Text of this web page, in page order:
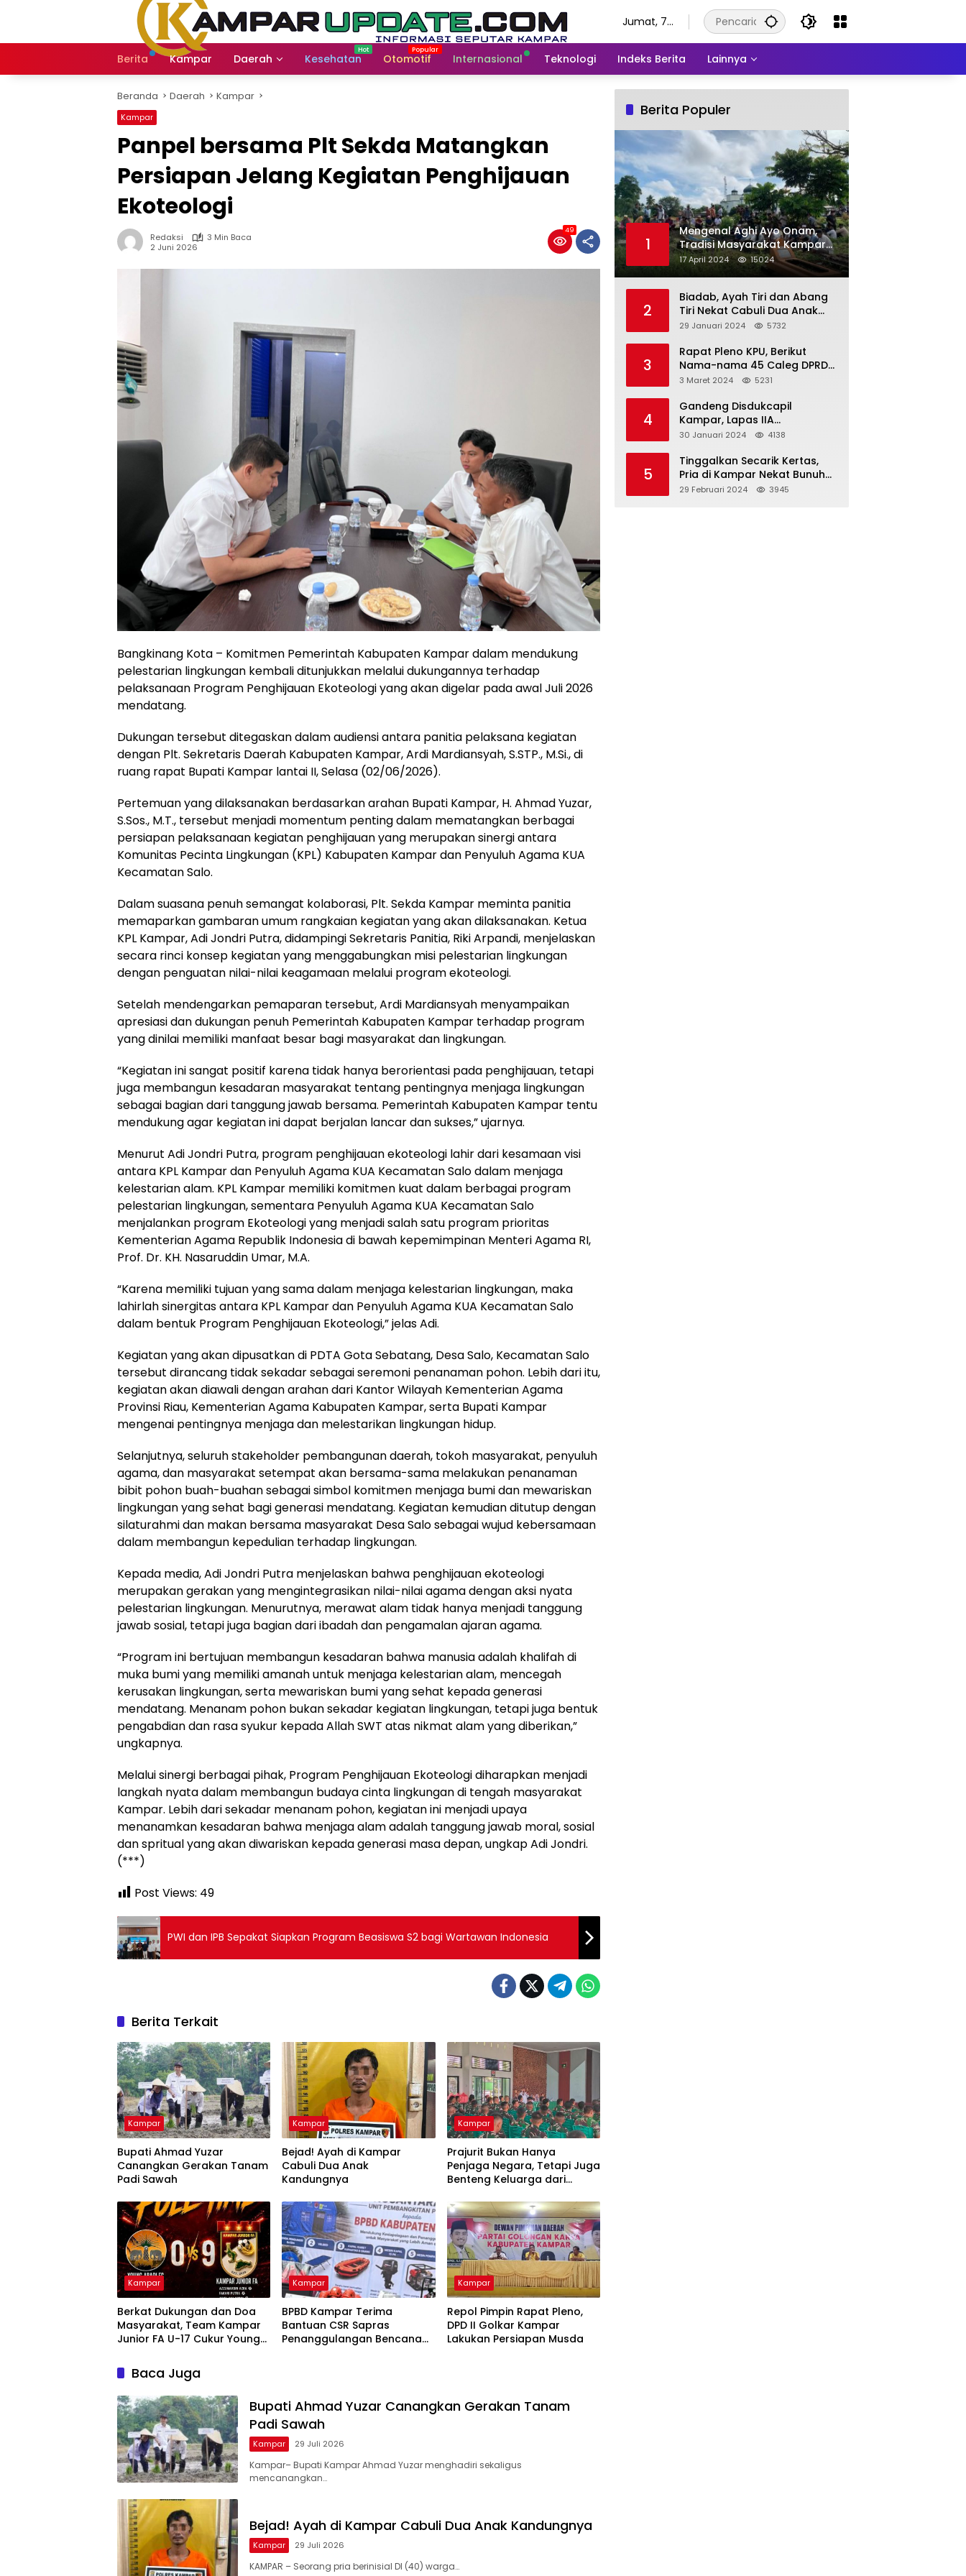
Jumat, 7
2026
Berita Kampar Daerah Kesehatan Otomotif Internasional Teknologi Indeks Berita Lainnya
Beranda Daerah Kampar
Kampar
Panpel bersama Plt Sekda Matangkan
Persiapan Jelang Kegiatan Penghijauan
Ekoteologi
Redaksi
3 Min Baca
2 Juni 2026
49
Bangkinang Kota – Komitmen Pemerintah Kabupaten Kampar dalam mendukung
pelestarian lingkungan kembali ditunjukkan melalui dukungannya terhadap
pelaksanaan Program Penghijauan Ekoteologi yang akan digelar pada awal Juli 2026
mendatang.
Dukungan tersebut ditegaskan dalam audiensi antara panitia pelaksana kegiatan
dengan Plt. Sekretaris Daerah Kabupaten Kampar, Ardi Mardiansyah, S.STP., M.Si., di
ruang rapat Bupati Kampar lantai II, Selasa (02/06/2026).
Pertemuan yang dilaksanakan berdasarkan arahan Bupati Kampar, H. Ahmad Yuzar,
S.Sos., M.T., tersebut menjadi momentum penting dalam mematangkan berbagai
persiapan pelaksanaan kegiatan penghijauan yang merupakan sinergi antara
Komunitas Pecinta Lingkungan (KPL) Kabupaten Kampar dan Penyuluh Agama KUA
Kecamatan Salo.
Dalam suasana penuh semangat kolaborasi, Plt. Sekda Kampar meminta panitia
memaparkan gambaran umum rangkaian kegiatan yang akan dilaksanakan. Ketua
KPL Kampar, Adi Jondri Putra, didampingi Sekretaris Panitia, Riki Arpandi, menjelaskan
secara rinci konsep kegiatan yang menggabungkan misi pelestarian lingkungan
dengan penguatan nilai-nilai keagamaan melalui program ekoteologi.
Setelah mendengarkan pemaparan tersebut, Ardi Mardiansyah menyampaikan
apresiasi dan dukungan penuh Pemerintah Kabupaten Kampar terhadap program
yang dinilai memiliki manfaat besar bagi masyarakat dan lingkungan.
“Kegiatan ini sangat positif karena tidak hanya berorientasi pada penghijauan, tetapi
juga membangun kesadaran masyarakat tentang pentingnya menjaga lingkungan
sebagai bagian dari tanggung jawab bersama. Pemerintah Kabupaten Kampar tentu
mendukung agar kegiatan ini dapat berjalan lancar dan sukses,” ujarnya.
Menurut Adi Jondri Putra, program penghijauan ekoteologi lahir dari kesamaan visi
antara KPL Kampar dan Penyuluh Agama KUA Kecamatan Salo dalam menjaga
kelestarian alam. KPL Kampar memiliki komitmen kuat dalam berbagai program
pelestarian lingkungan, sementara Penyuluh Agama KUA Kecamatan Salo
menjalankan program Ekoteologi yang menjadi salah satu program prioritas
Kementerian Agama Republik Indonesia di bawah kepemimpinan Menteri Agama RI,
Prof. Dr. KH. Nasaruddin Umar, M.A.
“Karena memiliki tujuan yang sama dalam menjaga kelestarian lingkungan, maka
lahirlah sinergitas antara KPL Kampar dan Penyuluh Agama KUA Kecamatan Salo
dalam bentuk Program Penghijauan Ekoteologi,” jelas Adi.
Kegiatan yang akan dipusatkan di PDTA Gota Sebatang, Desa Salo, Kecamatan Salo
tersebut dirancang tidak sekadar sebagai seremoni penanaman pohon. Lebih dari itu,
kegiatan akan diawali dengan arahan dari Kantor Wilayah Kementerian Agama
Provinsi Riau, Kementerian Agama Kabupaten Kampar, serta Bupati Kampar
mengenai pentingnya menjaga dan melestarikan lingkungan hidup.
Selanjutnya, seluruh stakeholder pembangunan daerah, tokoh masyarakat, penyuluh
agama, dan masyarakat setempat akan bersama-sama melakukan penanaman
bibit pohon buah-buahan sebagai simbol komitmen menjaga bumi dan mewariskan
lingkungan yang sehat bagi generasi mendatang. Kegiatan kemudian ditutup dengan
silaturahmi dan makan bersama masyarakat Desa Salo sebagai wujud kebersamaan
dalam membangun kepedulian terhadap lingkungan.
Kepada media, Adi Jondri Putra menjelaskan bahwa penghijauan ekoteologi
merupakan gerakan yang mengintegrasikan nilai-nilai agama dengan aksi nyata
pelestarian lingkungan. Menurutnya, merawat alam tidak hanya menjadi tanggung
jawab sosial, tetapi juga bagian dari ibadah dan pengamalan ajaran agama.
“Program ini bertujuan membangun kesadaran bahwa manusia adalah khalifah di
muka bumi yang memiliki amanah untuk menjaga kelestarian alam, mencegah
kerusakan lingkungan, serta mewariskan bumi yang sehat kepada generasi
mendatang. Menanam pohon bukan sekadar kegiatan lingkungan, tetapi juga bentuk
pengabdian dan rasa syukur kepada Allah SWT atas nikmat alam yang diberikan,”
ungkapnya.
Melalui sinergi berbagai pihak, Program Penghijauan Ekoteologi diharapkan menjadi
langkah nyata dalam membangun budaya cinta lingkungan di tengah masyarakat
Kampar. Lebih dari sekadar menanam pohon, kegiatan ini menjadi upaya
menanamkan kesadaran bahwa menjaga alam adalah tanggung jawab moral, sosial
dan spritual yang akan diwariskan kepada generasi masa depan, ungkap Adi Jondri.
(***)
Post Views: 49
PWI dan IPB Sepakat Siapkan Program Beasiswa S2 bagi Wartawan Indonesia
Berita Terkait
Kampar
Bupati Ahmad Yuzar
Canangkan Gerakan Tanam
Padi Sawah
Kampar
Bejad! Ayah di Kampar
Cabuli Dua Anak
Kandungnya
Kampar
Prajurit Bukan Hanya
Penjaga Negara, Tetapi Juga
Benteng Keluarga dari
Kampar
Berkat Dukungan dan Doa
Masyarakat, Team Kampar
Junior FA U-17 Cukur Young
Soeratin
Kampar
BPBD Kampar Terima
Bantuan CSR Sapras
Penanggulangan Bencana
Kampar
Repol Pimpin Rapat Pleno,
DPD II Golkar Kampar
Lakukan Persiapan Musda
Baca Juga
Bupati Ahmad Yuzar Canangkan Gerakan Tanam
Padi Sawah
Kampar 29 Juli 2026
Kampar– Bupati Kampar Ahmad Yuzar menghadiri sekaligus
mencanangkan…
Bejad! Ayah di Kampar Cabuli Dua Anak Kandungnya
Kampar 29 Juli 2026
KAMPAR – Seorang pria berinisial DI (40) warga…
Berita Populer
1
Mengenal Aghi Ayo Onam,
Tradisi Masyarakat Kampar
Setelah Hari Raya Idul Fitri
17 April 2024 15024
2
Biadab, Ayah Tiri dan Abang
Tiri Nekat Cabuli Dua Anak
Dibawah Umur
29 Januari 2024 5732
3
Rapat Pleno KPU, Berikut
Nama-nama 45 Caleg DPRD
3 Maret 2024 5231
4
Gandeng Disdukcapil
Kampar, Lapas IIA
Bangkinang Lakukan
WBP
30 Januari 2024 4138
5
Tinggalkan Secarik Kertas,
Pria di Kampar Nekat Bunuh
Diri
29 Februari 2024 3945